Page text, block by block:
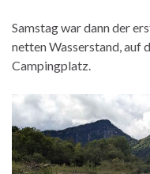
Samstag war dann der
netten Wasserstand, auf
Campingplatz.